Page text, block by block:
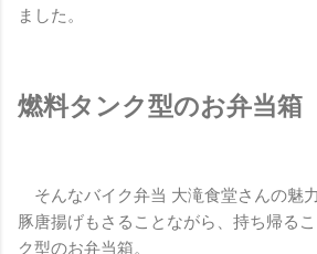
ました。
燃料タンク型のお弁当箱
そんなバイク弁当 大滝食堂さんの魅
豚唐揚げもさることながら、持ち帰る
ク型のお弁当箱。